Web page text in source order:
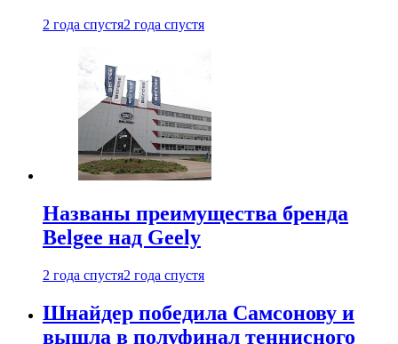
2 года спустя2 года спустя
Названы преимущества бренда
Belgee над Geely
2 года спустя2 года спустя
Шнайдер победила Самсонову и
вышла в полуфинал теннисного